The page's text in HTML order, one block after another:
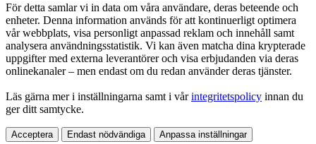
För detta samlar vi in data om våra användare, deras beteende och
enheter. Denna information används för att kontinuerligt optimera
vår webbplats, visa personligt anpassad reklam och innehåll samt
analysera användningsstatistik. Vi kan även matcha dina krypterade
uppgifter med externa leverantörer och visa erbjudanden via deras
onlinekanaler – men endast om du redan använder deras tjänster.
Läs gärna mer i inställningarna samt i vårintegritetspolicy innan du
ger ditt samtycke.
Acceptera Endast nödvändiga Anpassa inställningar